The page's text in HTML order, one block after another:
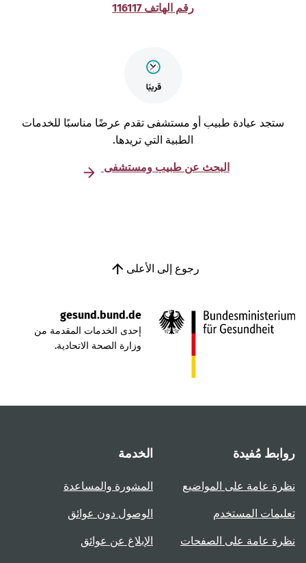
رقم الهاتف 116117
عيادة طبيب أو مستشفى تقدم عرضًا مناسبًا للخدمات
الطبية التي تريدها.
البحث عن طبيب ومستشفى
رجوع إلى الأعلى
gesund.bund.de
إحدى الخدمات المقدمة من
وزارة الصحة الاتحادية.
مُفيدة
عامة على المواضيع
المستخدم
عامة على الصفحات
الخدمة
المشورة والمساعدة
الوصول دون عوائق
الإبلاغ عن عوائق